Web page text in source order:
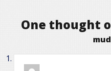
One thought